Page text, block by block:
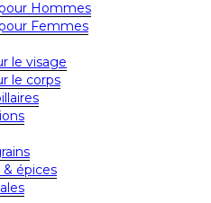
Hommes
Femmes
le visage
le corps
épices